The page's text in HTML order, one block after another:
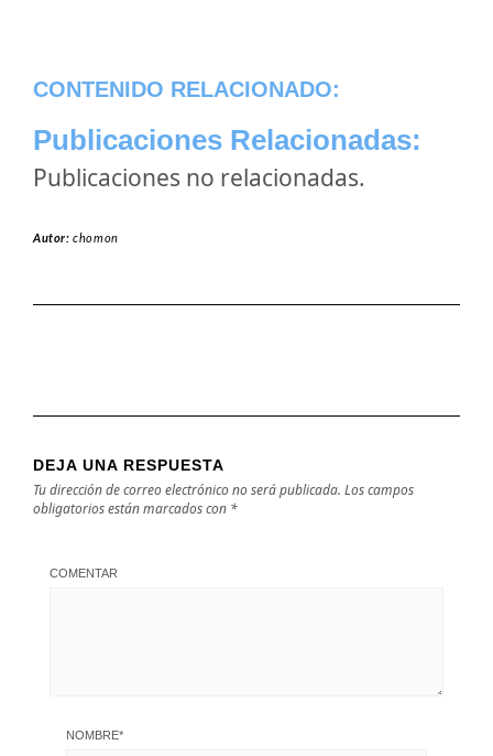
CONTENIDO RELACIONADO:
Publicaciones Relacionadas:
Publicaciones no relacionadas.
Autor:chomon
DEJA UNA RESPUESTA
Tu dirección de correo electrónico no será publicada. Los campos
obligatorios están marcados con *
COMENTAR
NOMBRE*